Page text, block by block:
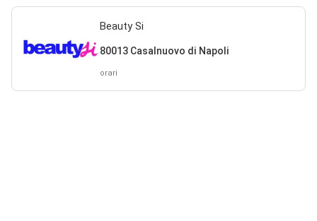
Beauty Si
80013 Casalnuovo di Napoli
orari